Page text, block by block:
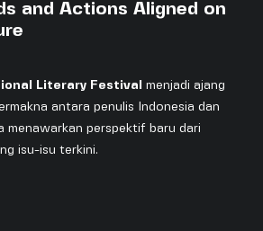
and Actions Aligned on
Literary Festival
menjadi ajang
antara penulis Indonesia dan
menawarkan perspektif baru dari
isu-isu terkini.